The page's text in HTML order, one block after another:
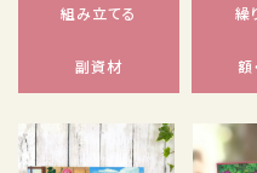
組み立てる 繰
副資材 額